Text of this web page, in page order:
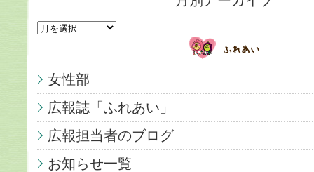
女性部
広報誌「ふれあい」
広報担当者のブログ
お知らせ一覧